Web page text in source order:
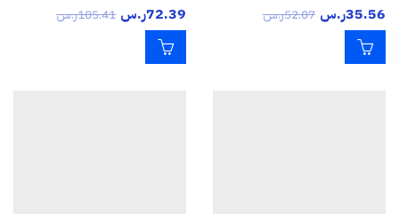
35.56ر.س 52.07ر.س 72.39ر.س 105.41ر.س